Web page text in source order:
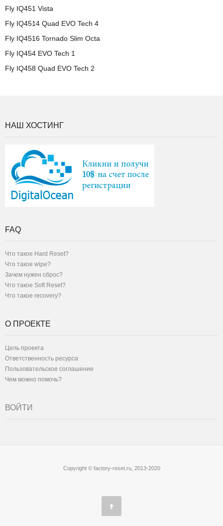
Fly IQ451 Vista
Fly IQ4514 Quad EVO Tech 4
Fly IQ4516 Tornado Slim Octa
Fly IQ454 EVO Tech 1
Fly IQ458 Quad EVO Tech 2
НАШ ХОСТИНГ
FAQ
Что такое Hard Reset?
Что такое wipe?
Зачем нужен сброс?
Что такое Soft Reset?
Что такое recovery?
О ПРОЕКТЕ
Цель проекта
Ответственность ресурса
Пользовательское соглашение
Чем можно помочь?
ВОЙТИ
Copyright © factory-reset.ru, 2013-2020